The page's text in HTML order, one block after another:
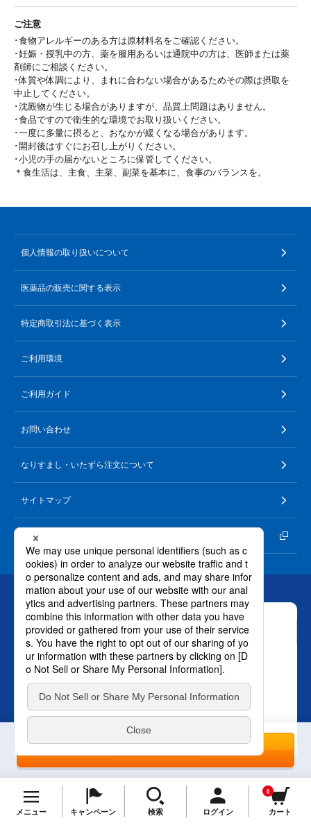
メニュー キャンペーン 検索 ログイン
0
カート
ご注意
･食物アレルギーのある方は原材料名をご確認ください。
･妊娠・授乳中の方、薬を服用あるいは通院中の方は、医師または薬
剤師にご相談ください。
･体質や体調により、まれに合わない場合があるためその際は摂取を
中止してください。
･沈殿物が生じる場合がありますが、品質上問題はありません。
･食品ですので衛生的な環境でお取り扱いください。
･一度に多量に摂ると、おなかが緩くなる場合があります。
･開封後はすぐにお召し上がりください。
･小児の手の届かないところに保管してください。
＊食生活は、主食、主菜、副菜を基本に、食事のバランスを。
個人情報の取り扱いについて
医薬品の販売に関する表示
特定商取引法に基づく表示
ご利用環境
ご利用ガイド
お問い合わせ
なりすまし・いたずら注文について
サイトマップ
会社概要
お問い合わせ
ロート製薬株式会社 通販事業部
0120-880-610
月～土：9時～21時 日祝：9時～18時
おかけ間違いのないようご注意ください。
シーポリシーはこちら。